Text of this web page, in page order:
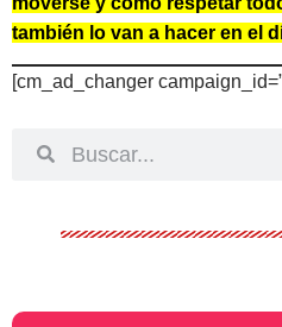
también lo van a hacer en el
[cm_ad_changer